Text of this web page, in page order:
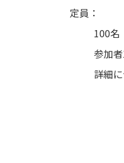
定員：
100
参加
詳細